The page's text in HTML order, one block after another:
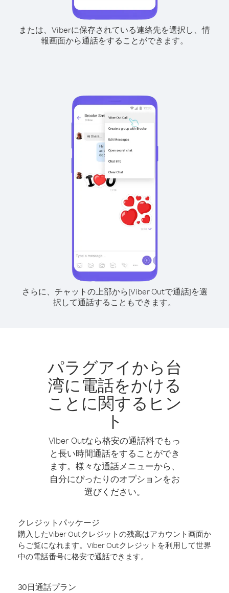
または、Viberに保存されている連絡先を選択し、情
報画面から通話をすることができます。
さらに、チャットの上部から[Viber Outで通話]を選
択して通話することもできます。
パラグアイから台
湾に電話をかける
ことに関するヒン
ト
Viber Outなら格安の通話料でもっ
と長い時間通話をすることができ
ます。様々な通話メニューから、
自分にぴったりのオプションをお
選びください。
クレジットパッケージ
購入したViber Outクレジットの残高はアカウント画面か
らご覧になれます。Viber Outクレジットを利用して世界
中の電話番号に格安で通話できます。
30日通話プラン